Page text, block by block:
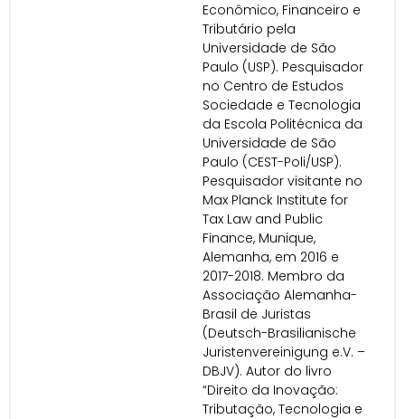
Econômico, Financeiro e
Tributário pela
Universidade de São
Paulo (USP). Pesquisador
no Centro de Estudos
Sociedade e Tecnologia
da Escola Politécnica da
Universidade de São
Paulo (CEST-Poli/USP).
Pesquisador visitante no
Max Planck Institute for
Tax Law and Public
Finance, Munique,
Alemanha, em 2016 e
2017-2018. Membro da
Associação Alemanha-
Brasil de Juristas
(Deutsch-Brasilianische
Juristenvereinigung e.V. –
DBJV). Autor do livro
“Direito da Inovação:
Tributação, Tecnologia e